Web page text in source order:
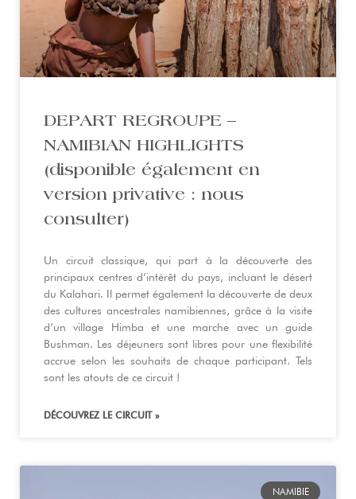
DEPART REGROUPE –
NAMIBIAN HIGHLIGHTS
(disponible également en
version privative : nous
consulter)
Un circuit classique, qui part à la découverte des
principaux centres d’intérêt du pays, incluant le désert
du Kalahari. Il permet également la découverte de deux
des cultures ancestrales namibiennes, grâce à la visite
d’un village Himba et une marche avec un guide
Bushman. Les déjeuners sont libres pour une flexibilité
accrue selon les souhaits de chaque participant. Tels
sont les atouts de ce circuit !
DÉCOUVREZ LE CIRCUIT »
NAMIBIE